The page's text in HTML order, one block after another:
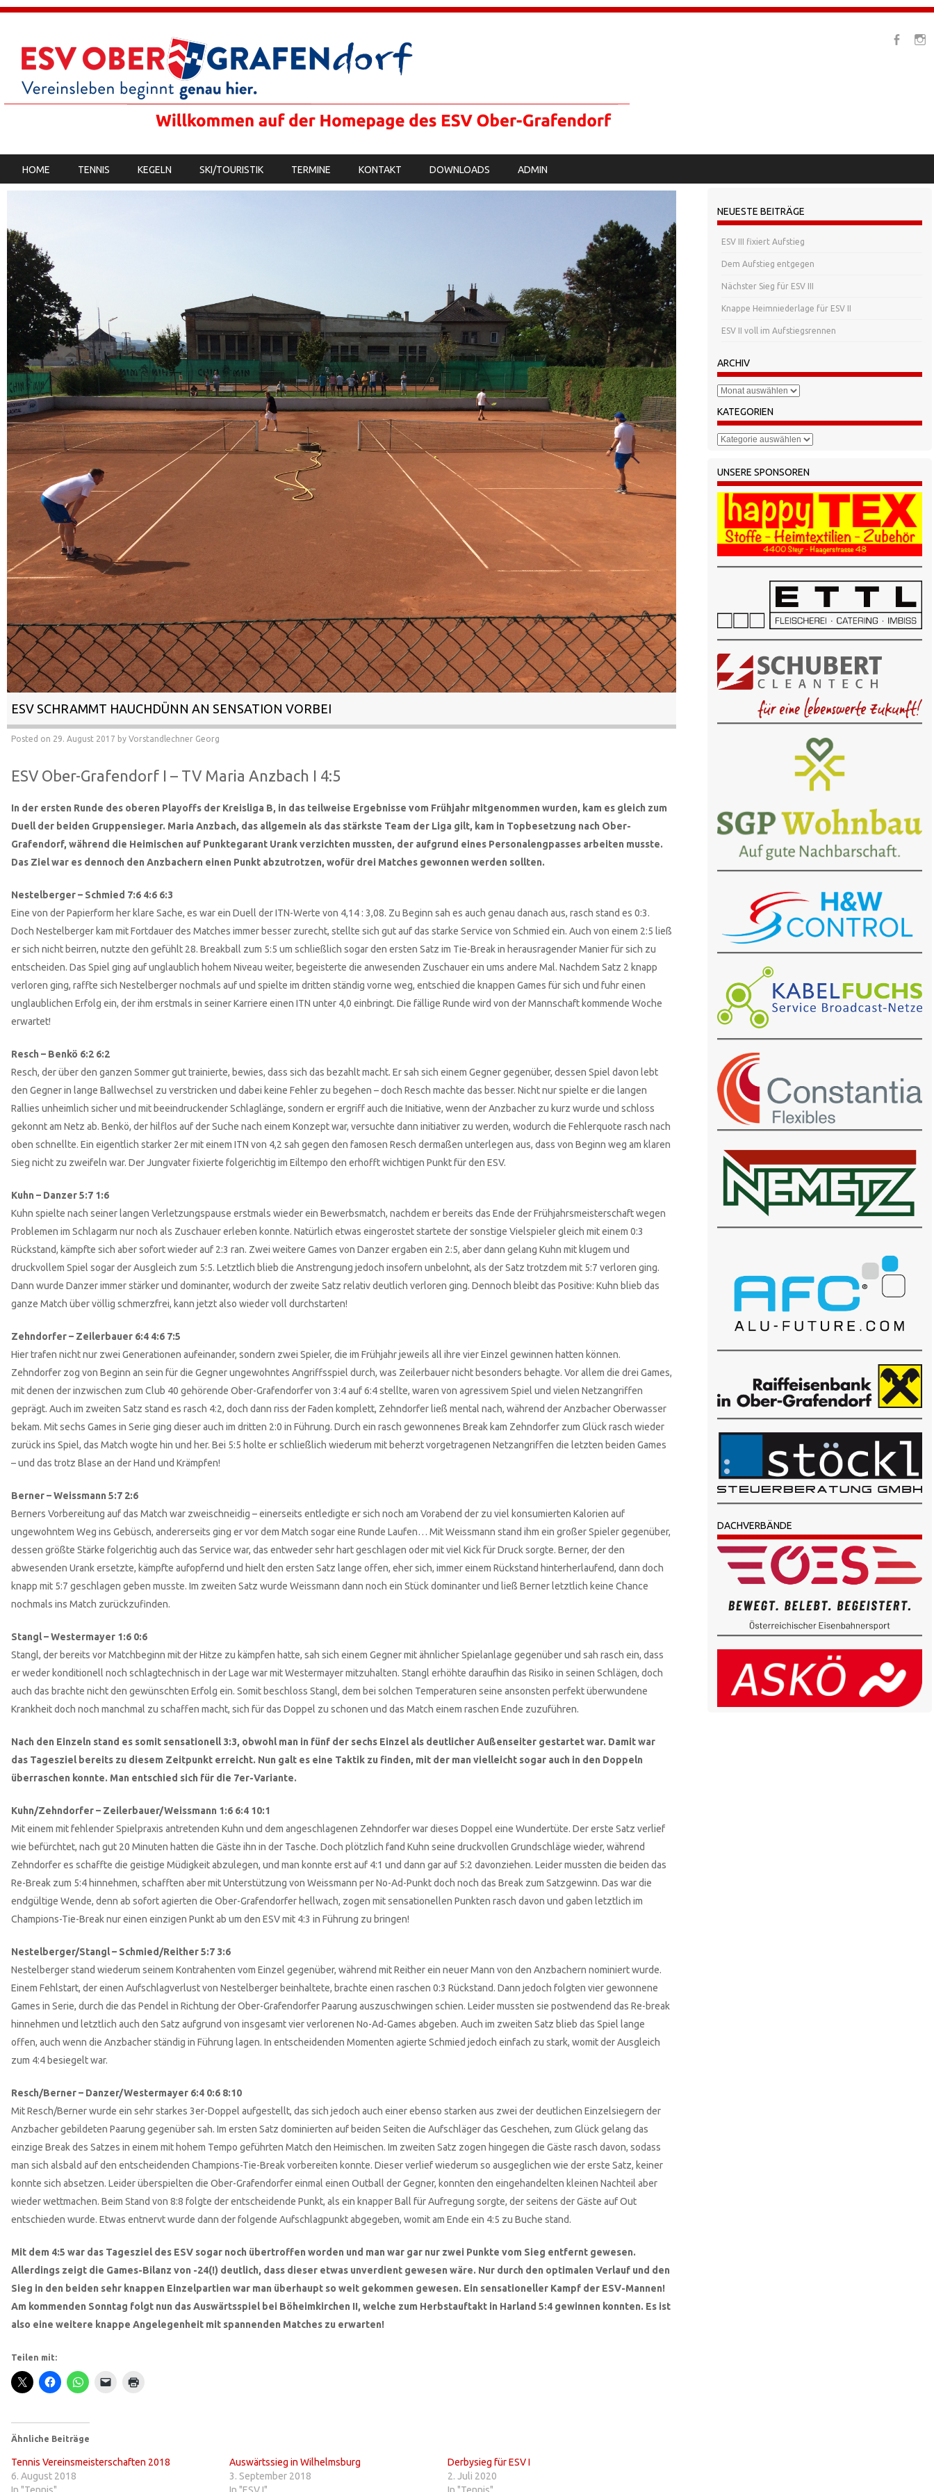
MENU
HOME TENNIS KEGELN SKI/TOURISTIK TERMINE KONTAKT DOWNLOADS ADMIN
ESV SCHRAMMT HAUCHDÜNN AN SENSATION VORBEI
Posted on 29. August 2017 by Vorstandlechner Georg
ESV Ober-Grafendorf I – TV Maria Anzbach I 4:5
In der ersten Runde des oberen Playoffs der Kreisliga B, in das teilweise Ergebnisse vom Frühjahr mitgenommen wurden, kam es gleich zum
Duell der beiden Gruppensieger. Maria Anzbach, das allgemein als das stärkste Team der Liga gilt, kam in Topbesetzung nach Ober-
Grafendorf, während die Heimischen auf Punktegarant Urank verzichten mussten, der aufgrund eines Personalengpasses arbeiten musste.
Das Ziel war es dennoch den Anzbachern einen Punkt abzutrotzen, wofür drei Matches gewonnen werden sollten.
Nestelberger – Schmied 7:6 4:6 6:3
Eine von der Papierform her klare Sache, es war ein Duell der ITN-Werte von 4,14 : 3,08. Zu Beginn sah es auch genau danach aus, rasch stand es 0:3.
Doch Nestelberger kam mit Fortdauer des Matches immer besser zurecht, stellte sich gut auf das starke Service von Schmied ein. Auch von einem 2:5 ließ
er sich nicht beirren, nutzte den gefühlt 28. Breakball zum 5:5 um schließlich sogar den ersten Satz im Tie-Break in herausragender Manier für sich zu
entscheiden. Das Spiel ging auf unglaublich hohem Niveau weiter, begeisterte die anwesenden Zuschauer ein ums andere Mal. Nachdem Satz 2 knapp
verloren ging, raffte sich Nestelberger nochmals auf und spielte im dritten ständig vorne weg, entschied die knappen Games für sich und fuhr einen
unglaublichen Erfolg ein, der ihm erstmals in seiner Karriere einen ITN unter 4,0 einbringt. Die fällige Runde wird von der Mannschaft kommende Woche
erwartet!
Resch – Benkö 6:2 6:2
Resch, der über den ganzen Sommer gut trainierte, bewies, dass sich das bezahlt macht. Er sah sich einem Gegner gegenüber, dessen Spiel davon lebt
den Gegner in lange Ballwechsel zu verstricken und dabei keine Fehler zu begehen – doch Resch machte das besser. Nicht nur spielte er die langen
Rallies unheimlich sicher und mit beeindruckender Schlaglänge, sondern er ergriff auch die Initiative, wenn der Anzbacher zu kurz wurde und schloss
gekonnt am Netz ab. Benkö, der hilflos auf der Suche nach einem Konzept war, versuchte dann initiativer zu werden, wodurch die Fehlerquote rasch nach
oben schnellte. Ein eigentlich starker 2er mit einem ITN von 4,2 sah gegen den famosen Resch dermaßen unterlegen aus, dass von Beginn weg am klaren
Sieg nicht zu zweifeln war. Der Jungvater fixierte folgerichtig im Eiltempo den erhofft wichtigen Punkt für den ESV.
Kuhn – Danzer 5:7 1:6
Kuhn spielte nach seiner langen Verletzungspause erstmals wieder ein Bewerbsmatch, nachdem er bereits das Ende der Frühjahrsmeisterschaft wegen
Problemen im Schlagarm nur noch als Zuschauer erleben konnte. Natürlich etwas eingerostet startete der sonstige Vielspieler gleich mit einem 0:3
Rückstand, kämpfte sich aber sofort wieder auf 2:3 ran. Zwei weitere Games von Danzer ergaben ein 2:5, aber dann gelang Kuhn mit klugem und
druckvollem Spiel sogar der Ausgleich zum 5:5. Letztlich blieb die Anstrengung jedoch insofern unbelohnt, als der Satz trotzdem mit 5:7 verloren ging.
Dann wurde Danzer immer stärker und dominanter, wodurch der zweite Satz relativ deutlich verloren ging. Dennoch bleibt das Positive: Kuhn blieb das
ganze Match über völlig schmerzfrei, kann jetzt also wieder voll durchstarten!
Zehndorfer – Zeilerbauer 6:4 4:6 7:5
Hier trafen nicht nur zwei Generationen aufeinander, sondern zwei Spieler, die im Frühjahr jeweils all ihre vier Einzel gewinnen hatten können.
Zehndorfer zog von Beginn an sein für die Gegner ungewohntes Angriffsspiel durch, was Zeilerbauer nicht besonders behagte. Vor allem die drei Games,
mit denen der inzwischen zum Club 40 gehörende Ober-Grafendorfer von 3:4 auf 6:4 stellte, waren von agressivem Spiel und vielen Netzangriffen
geprägt. Auch im zweiten Satz stand es rasch 4:2, doch dann riss der Faden komplett, Zehndorfer ließ mental nach, während der Anzbacher Oberwasser
bekam. Mit sechs Games in Serie ging dieser auch im dritten 2:0 in Führung. Durch ein rasch gewonnenes Break kam Zehndorfer zum Glück rasch wieder
zurück ins Spiel, das Match wogte hin und her. Bei 5:5 holte er schließlich wiederum mit beherzt vorgetragenen Netzangriffen die letzten beiden Games
– und das trotz Blase an der Hand und Krämpfen!
Berner – Weissmann 5:7 2:6
Berners Vorbereitung auf das Match war zweischneidig – einerseits entledigte er sich noch am Vorabend der zu viel konsumierten Kalorien auf
ungewohntem Weg ins Gebüsch, andererseits ging er vor dem Match sogar eine Runde Laufen… Mit Weissmann stand ihm ein großer Spieler gegenüber,
dessen größte Stärke folgerichtig auch das Service war, das entweder sehr hart geschlagen oder mit viel Kick für Druck sorgte. Berner, der den
abwesenden Urank ersetzte, kämpfte aufopfernd und hielt den ersten Satz lange offen, eher sich, immer einem Rückstand hinterherlaufend, dann doch
knapp mit 5:7 geschlagen geben musste. Im zweiten Satz wurde Weissmann dann noch ein Stück dominanter und ließ Berner letztlich keine Chance
nochmals ins Match zurückzufinden.
Stangl – Westermayer 1:6 0:6
Stangl, der bereits vor Matchbeginn mit der Hitze zu kämpfen hatte, sah sich einem Gegner mit ähnlicher Spielanlage gegenüber und sah rasch ein, dass
er weder konditionell noch schlagtechnisch in der Lage war mit Westermayer mitzuhalten. Stangl erhöhte daraufhin das Risiko in seinen Schlägen, doch
auch das brachte nicht den gewünschten Erfolg ein. Somit beschloss Stangl, dem bei solchen Temperaturen seine ansonsten perfekt überwundene
Krankheit doch noch manchmal zu schaffen macht, sich für das Doppel zu schonen und das Match einem raschen Ende zuzuführen.
Nach den Einzeln stand es somit sensationell 3:3, obwohl man in fünf der sechs Einzel als deutlicher Außenseiter gestartet war. Damit war
das Tagesziel bereits zu diesem Zeitpunkt erreicht. Nun galt es eine Taktik zu finden, mit der man vielleicht sogar auch in den Doppeln
überraschen konnte. Man entschied sich für die 7er-Variante.
Kuhn/Zehndorfer – Zeilerbauer/Weissmann 1:6 6:4 10:1
Mit einem mit fehlender Spielpraxis antretenden Kuhn und dem angeschlagenen Zehndorfer war dieses Doppel eine Wundertüte. Der erste Satz verlief
wie befürchtet, nach gut 20 Minuten hatten die Gäste ihn in der Tasche. Doch plötzlich fand Kuhn seine druckvollen Grundschläge wieder, während
Zehndorfer es schaffte die geistige Müdigkeit abzulegen, und man konnte erst auf 4:1 und dann gar auf 5:2 davonziehen. Leider mussten die beiden das
Re-Break zum 5:4 hinnehmen, schafften aber mit Unterstützung von Weissmann per No-Ad-Punkt doch noch das Break zum Satzgewinn. Das war die
endgültige Wende, denn ab sofort agierten die Ober-Grafendorfer hellwach, zogen mit sensationellen Punkten rasch davon und gaben letztlich im
Champions-Tie-Break nur einen einzigen Punkt ab um den ESV mit 4:3 in Führung zu bringen!
Nestelberger/Stangl – Schmied/Reither 5:7 3:6
Nestelberger stand wiederum seinem Kontrahenten vom Einzel gegenüber, während mit Reither ein neuer Mann von den Anzbachern nominiert wurde.
Einem Fehlstart, der einen Aufschlagverlust von Nestelberger beinhaltete, brachte einen raschen 0:3 Rückstand. Dann jedoch folgten vier gewonnene
Games in Serie, durch die das Pendel in Richtung der Ober-Grafendorfer Paarung auszuschwingen schien. Leider mussten sie postwendend das Re-break
hinnehmen und letztlich auch den Satz aufgrund von insgesamt vier verlorenen No-Ad-Games abgeben. Auch im zweiten Satz blieb das Spiel lange
offen, auch wenn die Anzbacher ständig in Führung lagen. In entscheidenden Momenten agierte Schmied jedoch einfach zu stark, womit der Ausgleich
zum 4:4 besiegelt war.
Resch/Berner – Danzer/Westermayer 6:4 0:6 8:10
Mit Resch/Berner wurde ein sehr starkes 3er-Doppel aufgestellt, das sich jedoch auch einer ebenso starken aus zwei der deutlichen Einzelsiegern der
Anzbacher gebildeten Paarung gegenüber sah. Im ersten Satz dominierten auf beiden Seiten die Aufschläger das Geschehen, zum Glück gelang das
einzige Break des Satzes in einem mit hohem Tempo geführten Match den Heimischen. Im zweiten Satz zogen hingegen die Gäste rasch davon, sodass
man sich alsbald auf den entscheidenden Champions-Tie-Break vorbereiten konnte. Dieser verlief wiederum so ausgeglichen wie der erste Satz, keiner
konnte sich absetzen. Leider überspielten die Ober-Grafendorfer einmal einen Outball der Gegner, konnten den eingehandelten kleinen Nachteil aber
wieder wettmachen. Beim Stand von 8:8 folgte der entscheidende Punkt, als ein knapper Ball für Aufregung sorgte, der seitens der Gäste auf Out
entschieden wurde. Etwas entnervt wurde dann der folgende Aufschlagpunkt abgegeben, womit am Ende ein 4:5 zu Buche stand.
Mit dem 4:5 war das Tagesziel des ESV sogar noch übertroffen worden und man war gar nur zwei Punkte vom Sieg entfernt gewesen.
Allerdings zeigt die Games-Bilanz von -24(!) deutlich, dass dieser etwas unverdient gewesen wäre. Nur durch den optimalen Verlauf und den
Sieg in den beiden sehr knappen Einzelpartien war man überhaupt so weit gekommen gewesen. Ein sensationeller Kampf der ESV-Mannen!
Am kommenden Sonntag folgt nun das Auswärtsspiel bei Böheimkirchen II, welche zum Herbstauftakt in Harland 5:4 gewinnen konnten. Es ist
also eine weitere knappe Angelegenheit mit spannenden Matches zu erwarten!
Teilen mit:
Ähnliche Beiträge
Tennis Vereinsmeisterschaften 2018
6. August 2018
Auswärtssieg in Wilhelmsburg
3. September 2018
Derbysieg für ESV I
2. Juli 2020
NEUESTE BEITRÄGE
ESV III fixiert Aufstieg
Dem Aufstieg entgegen
Nächster Sieg für ESV III
Knappe Heimniederlage für ESV II
ESV II voll im Aufstiegsrennen
ARCHIV
Archiv
KATEGORIEN
Kategorien
UNSERE SPONSOREN
DACHVERBÄNDE